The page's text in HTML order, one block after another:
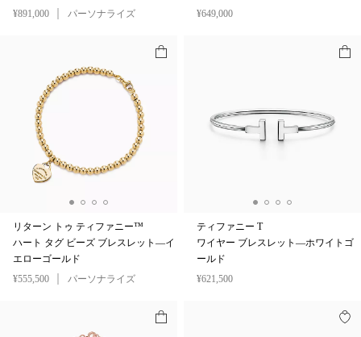
¥891,000
パーソナライズ
¥649,000
リターン トゥ ティファニー™
ハート タグ ビーズ ブレスレット—イ
エローゴールド
¥555,500
パーソナライズ
ティファニー T
ワイヤー ブレスレット—ホワイトゴ
ールド
¥621,500